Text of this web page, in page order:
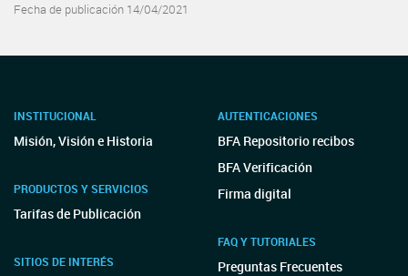
Fecha de publicación 14/04/2021
INSTITUCIONAL
Misión, Visión e Historia
PRODUCTOS Y SERVICIOS
Tarifas de Publicación
SITIOS DE INTERÉS
AUTENTICACIONES
BFA Repositorio recibos
BFA Verificación
Firma digital
FAQ Y TUTORIALES
Preguntas Frecuentes